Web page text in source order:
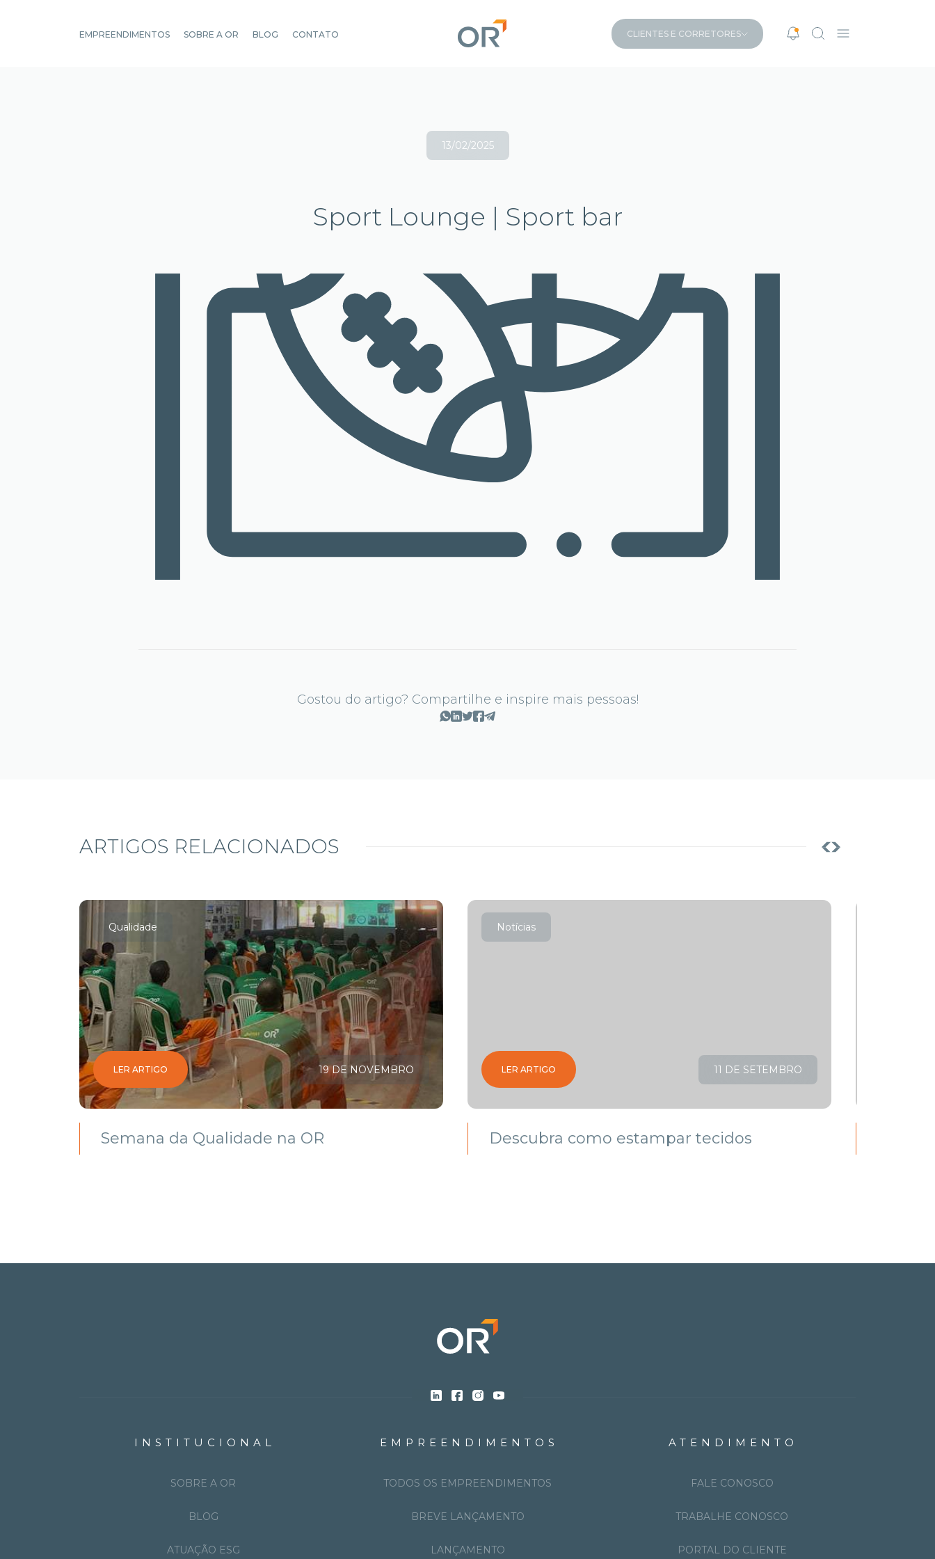
EMPREENDIMENTOS SOBRE A OR BLOG CONTATO CLIENTES E CORRETORES
13/02/2025
Sport Lounge | Sport bar
Gostou do artigo? Compartilhe e inspire mais pessoas!
ARTIGOS RELACIONADOS
Qualidade
LER ARTIGO 19 DE NOVEMBRO
Semana da Qualidade na OR
Notícias
LER ARTIGO 11 DE SETEMBRO
Descubra como estampar tecidos
INSTITUCIONAL
SOBRE A OR
BLOG
ATUAÇÃO ESG
EMPREENDIMENTOS
TODOS OS EMPREENDIMENTOS
BREVE LANÇAMENTO
LANÇAMENTO
ATENDIMENTO
FALE CONOSCO
TRABALHE CONOSCO
PORTAL DO CLIENTE